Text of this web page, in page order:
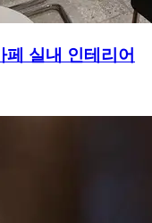
실내 인테리어